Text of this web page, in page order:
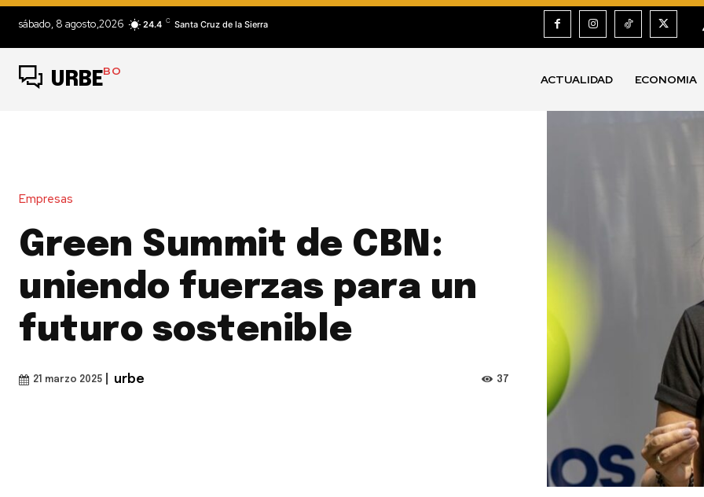
sábado, 8 agosto,2026 24.4 C Santa Cruz de la Sierra
URBEBO
ACTUALIDAD ECONOMIA
Empresas
Green Summit de CBN:
uniendo fuerzas para un
futuro sostenible
21 marzo 2025 urbe 37